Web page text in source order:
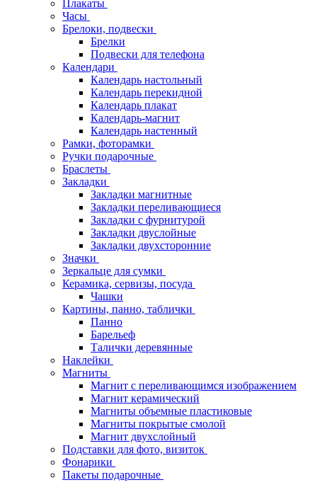
Плакаты
Часы
Брелоки, подвески
Брелки
Подвески для телефона
Календари
Календарь настольный
Календарь перекидной
Календарь плакат
Календарь-магнит
Календарь настенный
Рамки, фоторамки
Ручки подарочные
Браслеты
Закладки
Закладки магнитные
Закладки переливающиеся
Закладки с фурнитурой
Закладки двуслойные
Закладки двухсторонние
Значки
Зеркальце для сумки
Керамика, сервизы, посуда
Чашки
Картины, панно, таблички
Панно
Барельеф
Талички деревянные
Наклейки
Магниты
Магнит с переливающимся изображением
Магнит керамический
Магниты объемные пластиковые
Магниты покрытые смолой
Магнит двухслойный
Подставки для фото, визиток
Фонарики
Пакеты подарочные